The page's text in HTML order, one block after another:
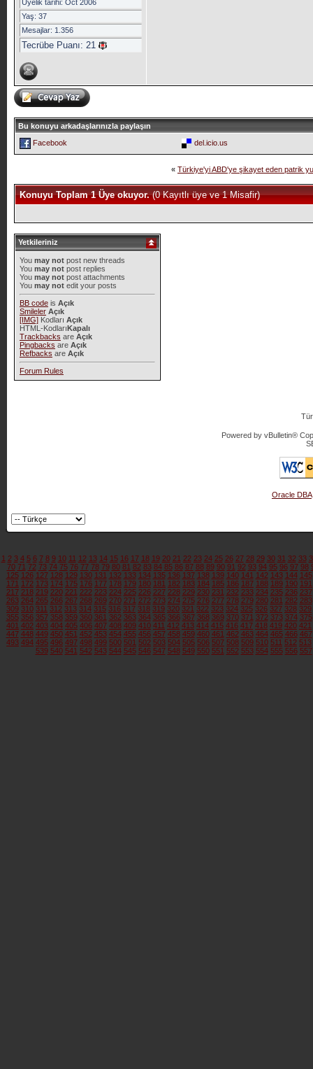
Üyelik tarihi: Oct 2006
Yaş: 37
Mesajlar: 1.356
Tecrübe Puanı: 21
Bu konuyu arkadaşlarınızla paylaşın
Facebook
del.icio.us
« Türkiye'yi ABD'ye şikayet eden patrik
Konuyu Toplam 1 Üye okuyor.(0 Kayıtlı üye ve 1 Misafir)
Yetkileriniz
You may notpost new threads
You may notpost replies
You may notpost attachments
You may notedit your posts
BB codeis Açık
Smileler Açık
[IMG]Kodları Açık
HTML-KodlarıKapalı
Trackbacks are Açık
Pingbacks are Açık
Refbacks are Açık
Forum Rules
Powered by vBulletin®
Oracle DBA
1 2 3 4 5 6 7 8 9 10 11 12 13 14 15 16 17 18 19 20 21 22 23 24 25 26 27 28 29 30 31 32 33
70 71 72 73 74 75 76 77 78 79 80 81 82 83 84 85 86 87 88 89 90 91 92 93 94 95 96 97 98
125 126 127 128 129 130 131 132 133 134 135 136 137 138 139 140 141 142 143 144 145
171 172 173 174 175 176 177 178 179 180 181 182 183 184 185 186 187 188 189 190 191
217 218 219 220 221 222 223 224 225 226 227 228 229 230 231 232 233 234 235 236 237
263 264 265 266 267 268 269 270 271 272 273 274 275 276 277 278 279 280 281 282 283
309 310 311 312 313 314 315 316 317 318 319 320 321 322 323 324 325 326 327 328 329
355 356 357 358 359 360 361 362 363 364 365 366 367 368 369 370 371 372 373 374 375
401 402 403 404 405 406 407 408 409 410 411 412 413 414 415 416 417 418 419 420 421
447 448 449 450 451 452 453 454 455 456 457 458 459 460 461 462 463 464 465 466 467
493 494 495 496 497 498 499 500 501 502 503 504 505 506 507 508 509 510 511 512 513
539 540 541 542 543 544 545 546 547 548 549 550 551 552 553 554 555 556 557